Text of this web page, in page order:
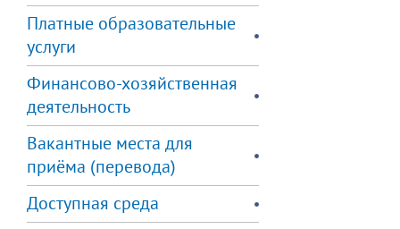
Платные образовательные
услуги
Финансово-хозяйственная
деятельность
Вакантные места для
приёма (перевода)
Доступная среда